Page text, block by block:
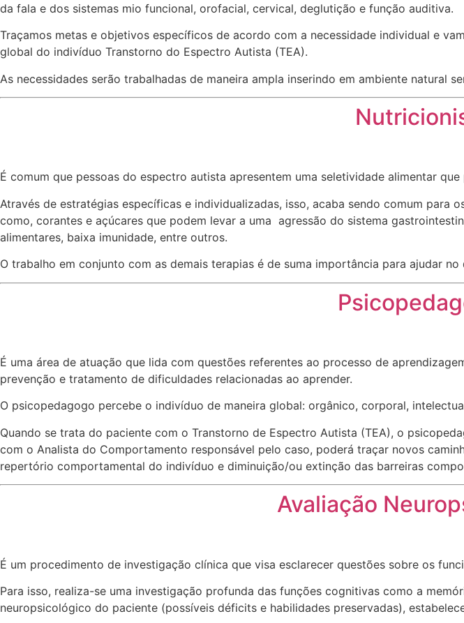
da fala e dos sistemas mio funcional, orofacial, cervical, deglutição e função auditiva.
Traçamos metas e objetivos específicos de acordo com a necessidade individual e
global do indivíduo Transtorno do Espectro Autista (TEA).
As necessidades serão trabalhadas de maneira ampla inserindo em ambiente natural
É comum que pessoas do espectro autista apresentem uma seletividade alimentar
Através de estratégias específicas e individualizadas, isso, acaba sendo comum
como, corantes e açúcares que podem levar a uma agressão do sistema
alimentares, baixa imunidade, entre outros.
O trabalho em conjunto com as demais terapias é de suma importância para ajudar
É uma área de atuação que lida com questões referentes ao processo de
prevenção e tratamento de dificuldades relacionadas ao aprender.
O psicopedagogo percebe o indivíduo de maneira global: orgânico, corporal,
Quando se trata do paciente com o Transtorno de Espectro Autista (TEA), o
com o Analista do Comportamento responsável pelo caso, poderá traçar novos
repertório comportamental do indivíduo e diminuição/ou extinção das barreiras
Avaliação
É um procedimento de investigação clínica que visa esclarecer questões sobre os
Para isso, realiza-se uma investigação profunda das funções cognitivas como a
neuropsicológico do paciente (possíveis déficits e habilidades preservadas),